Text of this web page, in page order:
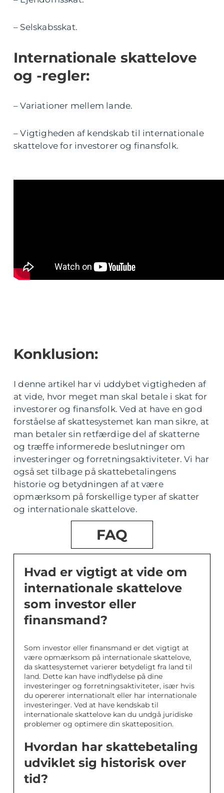
– Selskabsskat.
Internationale skattelove
og -regler:
– Variationer mellem lande.
– Vigtigheden af kendskab til internationale
skattelove for investorer og finansfolk.
Konklusion:
I denne artikel har vi uddybet vigtigheden af
at vide, hvor meget man skal betale i skat for
investorer og finansfolk. Ved at have en god
forståelse af skattesystemet kan man sikre, at
man betaler sin retfærdige del af skatterne
og træffe informerede beslutninger om
investeringer og forretningsaktiviteter. Vi har
også set tilbage på skattebetalingens
historie og betydningen af at være
opmærksom på forskellige typer af skatter
og internationale skattelove.
FAQ
Hvad er vigtigt at vide om
internationale skattelove
som investor eller
finansmand?
Som investor eller finansmand er det vigtigt at
være opmærksom på internationale skattelove,
da skattesystemet varierer betydeligt fra land til
land. Dette kan have indflydelse på dine
investeringer og forretningsaktiviteter, især hvis
du opererer internationalt eller har internationale
investeringer. Ved at have kendskab til
internationale skattelove kan du undgå juridiske
problemer og optimere din skatteposition.
Hvordan har skattebetaling
udviklet sig historisk over
tid?